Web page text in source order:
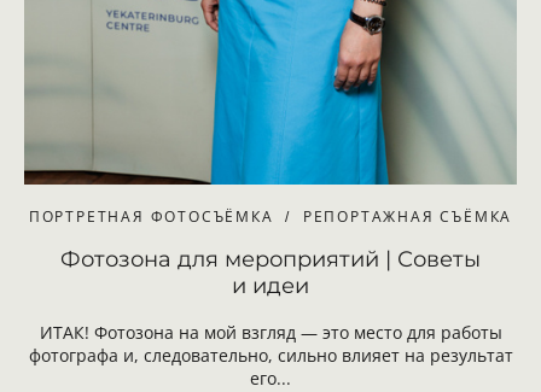
ПОРТРЕТНАЯ ФОТОСЪЁМКА РЕПОРТАЖНАЯ СЪЁМКА
Фотозона для мероприятий | Советы
и идеи
ИТАК! Фотозона на мой взгляд — это место для работы
фотографа и, следовательно, сильно влияет на результат
его...